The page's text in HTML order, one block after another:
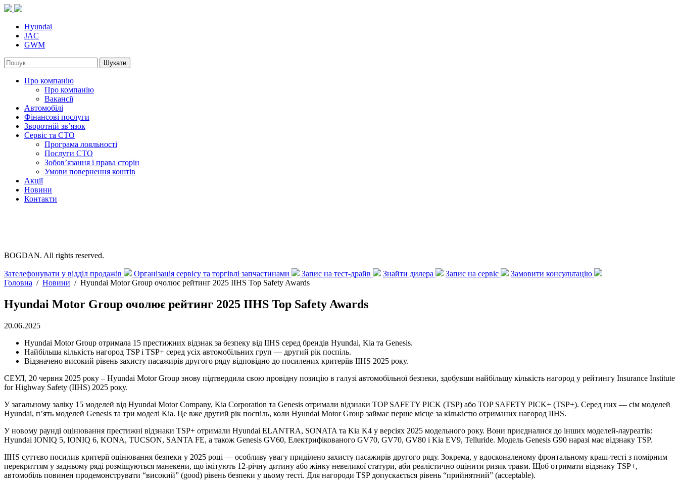
Skip
contentHyundai
JAC
GWM
Пошук:
Про компанію
Про компанію
Вакансії
Автомобілі
Фінансові послуги
Зворотній зв’язок
Cервіс та СТО
Програма лояльності
Послуги СТО
Зобов’язання і права сторін
Умови повернення коштів
Акції
Новини
Контакти
BOGDAN. All rights reserved.
Зателефонувати у відділ продажів Організація сервісу та торгівлі запчастинами Запис на тест-драйв Знайти дилера Запис на сервіс
Замовити консультацію
Головна / Новини / Hyundai Motor Group очолює рейтинг 2025 IIHS Top Safety Awards
Hyundai Motor Group очолює рейтинг 2025 IIHS Top Safety Awards
20.06.2025
Hyundai Motor Group отримала 15 престижних відзнак за безпеку від IIHS серед брендів Hyundai, Kia та Genesis.
Найбільша кількість нагород TSP і TSP+ серед усіх автомобільних груп — другий рік поспіль.
Відзначено високий рівень захисту пасажирів другого ряду відповідно до посилених критеріїв IIHS 2025 року.
СЕУЛ, 20 червня 2025 року – Hyundai Motor Group знову підтвердила свою провідну позицію в галузі автомобільної безпеки, здобувши найбільшу кількість нагород у рейтингу Insurance Institute
for Highway Safety (IIHS) 2025 року.
У загальному заліку 15 моделей від Hyundai Motor Company, Kia Corporation та Genesis отримали відзнаки TOP SAFETY PICK (TSP) або TOP SAFETY PICK+ (TSP+). Серед них — сім моделей
Hyundai, п’ять моделей Genesis та три моделі Kia. Це вже другий рік поспіль, коли Hyundai Motor Group займає перше місце за кількістю отриманих нагород IIHS.
У новому раунді оцінювання престижні відзнаки TSP+ отримали Hyundai ELANTRA, SONATA та Kia K4 у версіях 2025 модельного року. Вони приєдналися до інших моделей-лауреатів:
Hyundai IONIQ 5, IONIQ 6, KONA, TUCSON, SANTA FE, а також Genesis GV60, Електрифікованого GV70, GV70, GV80 і Kia EV9, Telluride. Модель Genesis G90 наразі має відзнаку TSP.
IIHS суттєво посилив критерії оцінювання безпеки у 2025 році — особливу увагу приділено захисту пасажирів другого ряду. Зокрема, у вдосконаленому фронтальному краш-тесті з помірним
перекриттям у задньому ряді розміщуються манекени, що імітують 12-річну дитину або жінку невеликої статури, аби реалістично оцінити ризик травм. Щоб отримати відзнаку TSP+,
автомобіль повинен продемонструвати “високий” (good) рівень безпеки у цьому тесті. Для нагороди TSP допускається рівень “прийнятний” (acceptable).